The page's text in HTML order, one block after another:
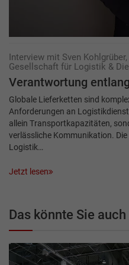
Interview mit Sven
Gesellschaft für Logistik &
Verantwortung
Globale Lieferketten sind
Anforderungen an
allein Transportkapazitäten,
verlässliche Kommunikation.
Logistik…
Jetzt lesen
Das könnte Sie